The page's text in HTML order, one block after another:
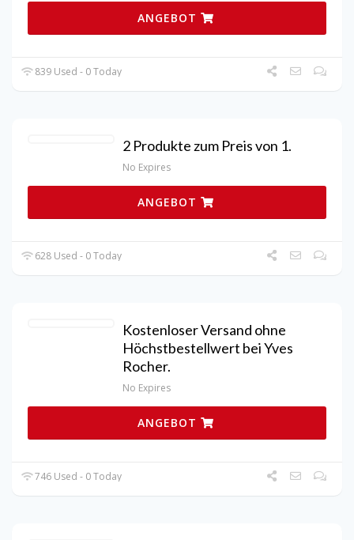
ANGEBOT
839 Used - 0 Today
2 Produkte zum Preis von 1.
No Expires
ANGEBOT
628 Used - 0 Today
Kostenloser Versand ohne
Höchstbestellwert bei Yves
Rocher.
No Expires
ANGEBOT
746 Used - 0 Today